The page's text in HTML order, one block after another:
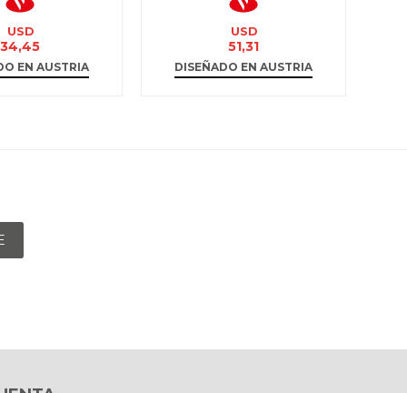
USD
34,45
EN AUSTRIA
USD
51,31
DISEÑADO EN AUSTRIA